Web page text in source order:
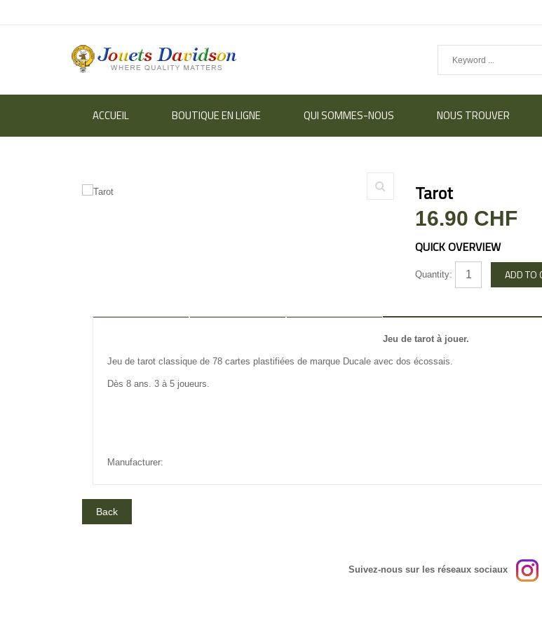
ACCUEIL BOUTIQUE EN LIGNE QUI SOMMES-NOUS NOUS TROUVER
Tarot
16.90 CHF
QUICK OVERVIEW
Quantity:
Jeu de tarot à jouer.
Jeu de tarot classique de 78 cartes plastifiées de marque Ducale avec dos écossais.
Dès 8 ans. 3 à 5 joueurs.
Manufacturer:
Suivez-nous sur les réseaux sociaux